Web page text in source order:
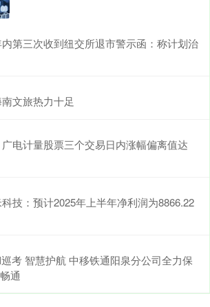
第三次收到纽交所退市警示函：称计划治
文旅热力十足
电计量股票三个交易日内涨幅偏离值达
技：预计2025年上半年净利润为8866.22
考 智慧护航 中移铁通阳泉分公司全力保
通